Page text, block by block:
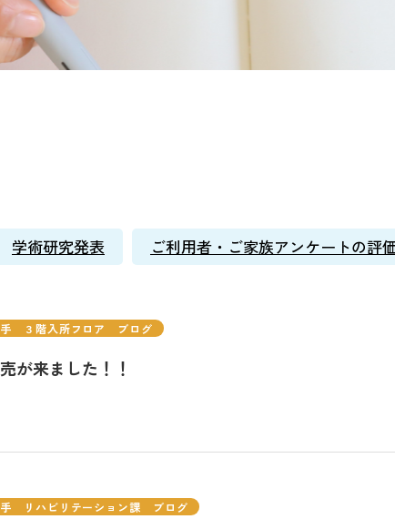
学術研究発表 ご利用者・ご家族アンケートの評
手 ３階入所フロア ブログ
が来ました！！
手 リハビリテーション課 ブログ